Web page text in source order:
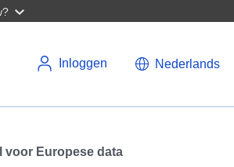
Inloggen Nederlands
voor Europese data